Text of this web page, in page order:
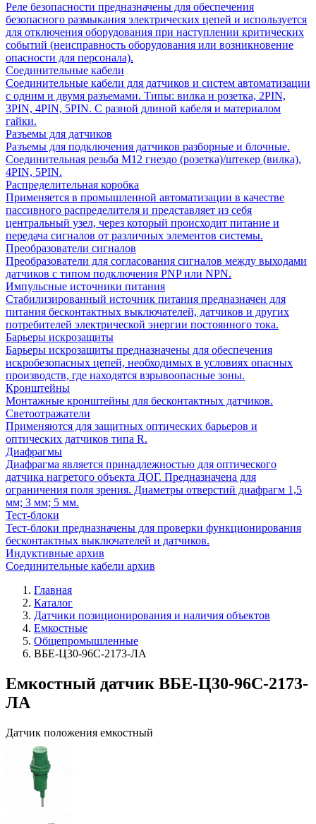
Реле безопасности предназначены для обеспечения
безопасного размыкания электрических цепей и используется
для отключения оборудования при наступлении критических
событий (неисправность оборудования или возникновение
опасности для персонала).
Соединительные кабели
Соединительные кабели для датчиков и систем автоматизации
с одним и двумя разъемами. Типы: вилка и розетка, 2PIN,
3PIN, 4PIN, 5PIN. С разной длиной кабеля и материалом
гайки.
Разъемы для датчиков
Разъемы для подключения датчиков разборные и блочные.
Соединительная резьба М12 гнездо (розетка)/штекер (вилка),
4PIN, 5PIN.
Распределительная коробка
Применяется в промышленной автоматизации в качестве
пассивного распределителя и представляет из себя
центральный узел, через который происходит питание и
передача сигналов от различных элементов системы.
Преобразователи сигналов
Преобразователи для согласования сигналов между выходами
датчиков с типом подключения PNP или NPN.
Импульсные источники питания
Стабилизированный источник питания предназначен для
питания бесконтактных выключателей, датчиков и других
потребителей электрической энергии постоянного тока.
Барьеры искрозащиты
Барьеры искрозащиты предназначены для обеспечения
искробезопасных цепей, необходимых в условиях опасных
производств, где находятся взрывоопасные зоны.
Кронштейны
Монтажные кронштейны для бесконтактных датчиков.
Светоотражатели
Применяются для защитных оптических барьеров и
оптических датчиков типа R.
Диафрагмы
Диафрагма является принадлежностью для оптического
датчика нагретого объекта ДОГ. Предназначена для
ограничения поля зрения. Диаметры отверстий диафрагм 1,5
мм; 3 мм; 5 мм.
Тест-блоки
Тест-блоки предназначены для проверки функционирования
бесконтактных выключателей и датчиков.
Индуктивные архив
Соединительные кабели архив
Главная
Каталог
Датчики позиционирования и наличия объектов
Емкостные
Общепромышленные
ВБЕ-Ц30-96С-2173-ЛА
Емкостный датчик ВБЕ-Ц30-96С-2173-
ЛА
Датчик положения емкостный